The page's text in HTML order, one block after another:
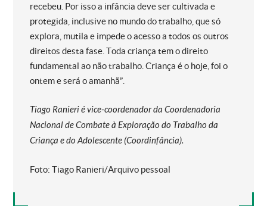
recebeu. Por isso a infância deve ser cultivada e
protegida, inclusive no mundo do trabalho, que só
explora, mutila e impede o acesso a todos os outros
direitos desta fase. Toda criança tem o direito
fundamental ao não trabalho. Criança é o hoje, foi o
ontem e será o amanhã”.
Tiago Ranieri é vice-coordenador da Coordenadoria
Nacional de Combate à Exploração do Trabalho da
Criança e do Adolescente (Coordinfância).
Foto: Tiago Ranieri/Arquivo pessoal